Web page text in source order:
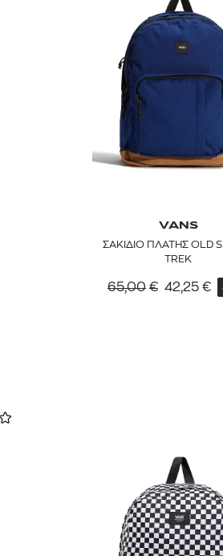
VANS
ΣΑΚΙΔΙΟ ΠΛΑΤΗΣ OLD
TREK
65,00 € 42,25 €